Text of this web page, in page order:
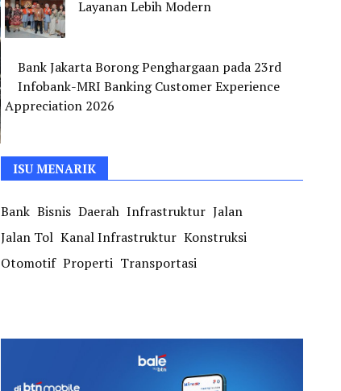
Layanan Lebih Modern
Bank Jakarta Borong Penghargaan pada 23rd
Infobank-MRI Banking Customer Experience
Appreciation 2026
ISU MENARIK
Bank Bisnis Daerah Infrastruktur Jalan
Jalan Tol Kanal Infrastruktur Konstruksi
Otomotif Properti Transportasi